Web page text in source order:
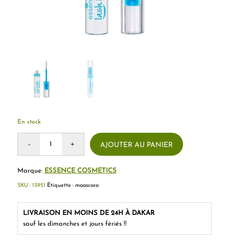
En stock
AJOUTER AU PANIER
Marque: ESSENCE COSMETICS
LIVRAISON EN MOINS DE 24H À DAKAR
sauf les dimanches et jours fériés !!
SKU : 13951 Étiquette : maascara